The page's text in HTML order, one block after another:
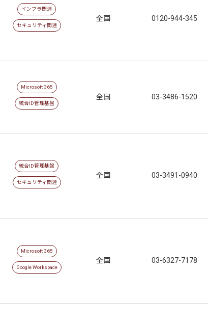
インフラ関連
セキュリティ関連
全国 0120-944-345
Microsoft 365
統合ID管理基盤
全国 03-3486-1520
統合ID管理基盤
セキュリティ関連
全国 03-3491-0940
Microsoft 365
Google Workspace
全国 03-6327-7178